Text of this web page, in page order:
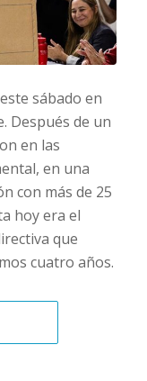
sábado en
Después de un
en las
en una
con más de 25
hoy era el
que
cuatro años.